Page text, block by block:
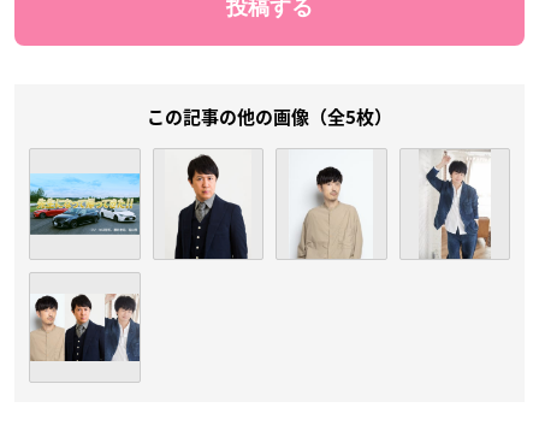
この記事の他の画像（全5枚）